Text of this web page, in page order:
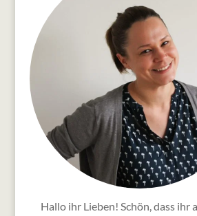
Hallo ihr Lieben! Schön, dass ihr